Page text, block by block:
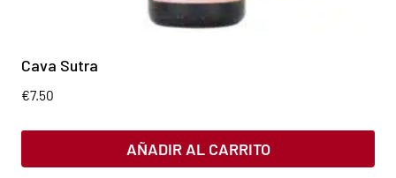
Cava Sutra
€7.50
AÑADIR AL CARRITO